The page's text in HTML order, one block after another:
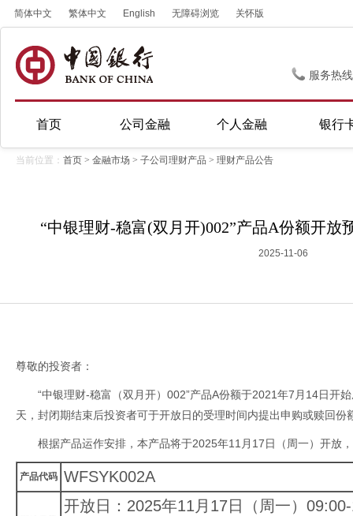
简体中文 繁体中文 English 无障碍浏览 关怀版
服务热
首页 公司金融 个人金融 银行
当前位置： 首页 > 金融市场 > 子公司理财产品 > 理财产品公告
“中银理财-稳富(双月开)002”产品A份额开放
2025-11-06
尊敬的投资者：
“中银理财-稳富（双月开）002”产品A份额于2021年7月14日开
天，封闭期结束后投资者可于开放日的受理时间内提出申购或赎回份
根据产品运作安排，本产品将于2025年11月17日（周一）开放
产品代码 WFSYK002A
开放日：2025年11月17日（周一）